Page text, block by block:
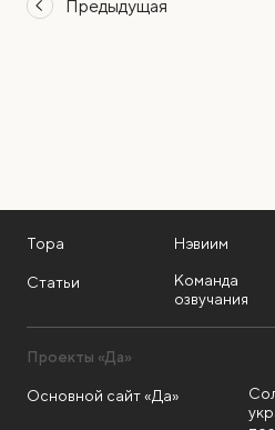
Предыдущая
Тора Нэвиим
Статьи
Команда
озвучания
Проекты «Да»
Основной сайт «Да»